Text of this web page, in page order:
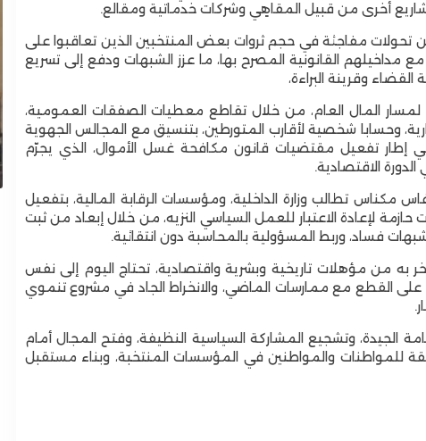
مشاريع أخرى من قبيل المقاهٍي وشركات خدماتية ومقالع.
مفاجئة في حجم ثروات بعض المنتخبين الذين تعاقبوا على
مداخيلهم القانونية المصرح بها، ما عزز الشبهات ودفع إلى تسريع
وقرينة البراءة،
المال العام، من خلال تقاطع معطيات الصفقات العمومية،
وحسابا شخصية لأقارب المتورطين، بتنسيق مع المجالس الجهوية
في إطار تفعيل مقتضيات قانون مكافحة غسل الأموال، الذي يجرّم
الاقتصادية.
مكناس تطالب وزارة الداخلية، ومؤسسات الرقابة المالية، بتفعيل
حازمة لإعادة الاعتبار للعمل السياسي النزيه، من خلال إبعاد من ثبت
فساد، وربط المسؤولية بالمحاسبة دون انتقائية.
من مؤهلات تاريخية وبشرية واقتصادية، تحتاج اليوم إلى نفس
على القطع مع ممارسات الماضي، والانخراط الجاد في مشروع تنموي
الجيدة، وتشجيع المشاركة السياسية النظيفة، وفتح المجال أمام
للمواطنات والمواطنين في المؤسسات المنتخبة، وبناء مستقبل
عيد العرش المجيد: عامل إقليم تاونات يشرف على
إطلاق وتدشين مشاريع تنموية كبرى لتعزيز البنيات
التحتية والارتقاء بالخدمات الأساسية